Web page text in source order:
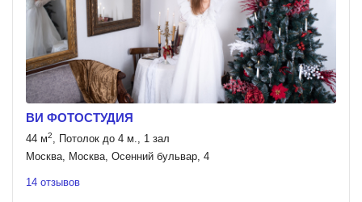
ВИ ФОТОСТУДИЯ
44 м2, Потолок до 4 м., 1 зал
Москва, Москва, Осенний бульвар, 4
14 отзывов